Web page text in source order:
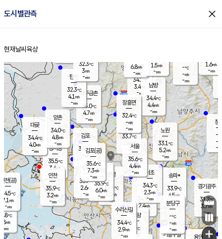
도시별관측 close
홈
현재날씨 육상
의도
℃
m/s
mm
양주
34.2℃
3.4
-mm
과천
34.9℃
2.4m/s
- mm
용인
경기광주
31.2℃
3.7m/s
-mm
경서동
35.5℃
3.4 m/s
-mm
파주금촌
35.0℃
4.7m/s
-mm
-℃
-m/s
-mm
대곶
34.4℃
4.0m/s
-mm
창
-
-m/
-
탄현
32.3℃
4.1 m/s
-mm
1.6m/s
-mm
의왕
- ℃
m/s
김포
34.8℃
-m/s
mm
광명
35.4 ℃
3.0 m/s
-mm
부천
35.7℃
2.6m/s
-mm
양촌
34.0℃
4.8m/s
-mm
구로
35.9℃
6.0m/s
-mm
은평
33.7℃
2.8 m/s
- mm
노원
33.1℃
5.2m/s
-mm
송파*
33.9℃
4.5m/s
-mm
서초
34.3℃
2.3m/s
-mm
남방
34.4℃
4.4m/s
-mm
기흥구갈
수리산길
34.4℃
2.9m/s
-mm
분당구
-℃
-m/s
-mm
장흥면
32.4℃
-m/s
-mm
6.8m/s
-mm
인천(공)
34.5℃
7.1 m/s
-mm
김포(공)
35.6℃
7.3m/s
-mm
인천
35.9℃
3.2m/s
-mm
서울
35.6℃
4.4m/s
-mm
32.3℃
3m/s
-mm
1.5m/s
-mm
+